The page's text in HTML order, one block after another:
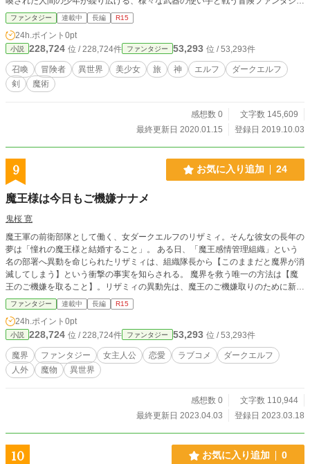
ー！
ファンタジー 連載中 長編 R15
24h.ポイント 0pt
小説 228,724 位 / 228,724件 ファンタジー 53,293 位 / 53,293件
召喚 冒険者 異世界 美少女 旅 神 エルフ
ダークエルフ
剣
魔術
感想数 0
文字数 145,609
最終更新日 2020.01.15
登録日 2019.10.03
9 お気に入り追加 24
魔王様は今日もご機嫌ナナメ
鬼桜 寛
魔王軍の前衛部隊として働く、女ダークエルフのリザミィ。そんな彼女の長年の
夢は「憧れの魔王様と結婚すること」。 ある日、「魔王感情管理組織」という
名の部署へ異動を命じられたリザミィは、組織隊長から【このままだと魔界が消
滅してしまう】という衝撃の事実を知らされる。 魔界を救う唯一の方法は【魔
王のご機嫌を取ること】。リザミィの異動先は、魔王のご機嫌取りのために新設
された、魔界の命運を握る重要な組織だった。 魔界の救世主に選ばれてしまっ
たリザミィは、同僚である金&女好きなひねくれ者のリザードマン、食べること
が大好きな心優しいデブオークと共に、魔王を喜ばせるために新たな職場で日々
奮闘する。 魔王のことが大好きすぎるポジティブ女ダークエルフが、魔王との
結婚を目指すついでに魔界の危機も救っちゃう、ドタバタラブ（？）コメディ！
ファンタジー 連載中 長編 R15
24h.ポイント 0pt
小説 228,724 位 / 228,724件 ファンタジー 53,293 位 / 53,293件
魔界 ファンタジー 女主人公 恋愛 ラブコメ
ダークエルフ
人外
魔物 異世界
感想数 0
文字数 110,944
最終更新日 2023.04.03
登録日 2023.03.18
10 お気に入り追加 0